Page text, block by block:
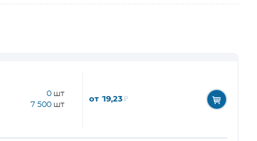
0 шт
7 500 шт
от 19,23₽